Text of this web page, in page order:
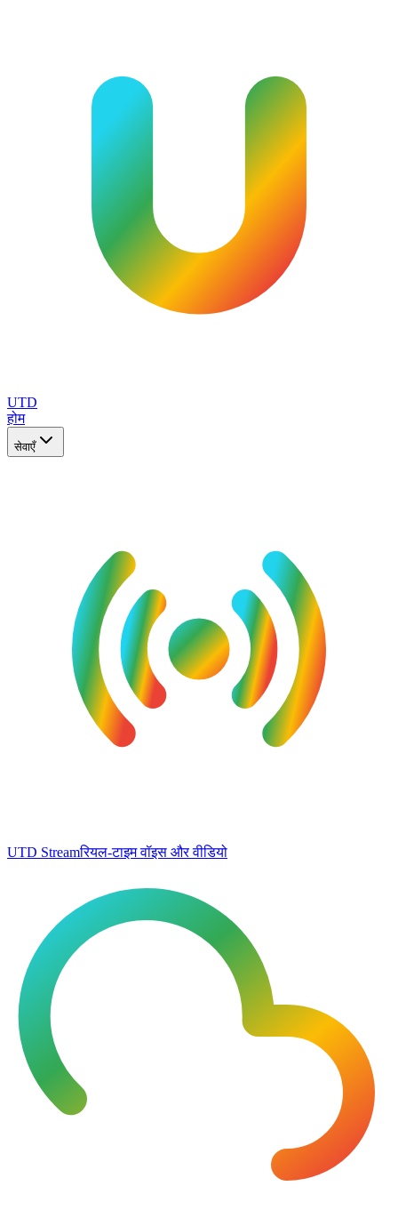
UTD
होम
सेवाएँ
UTD Streamरियल-टाइम वॉइस और वीडियो